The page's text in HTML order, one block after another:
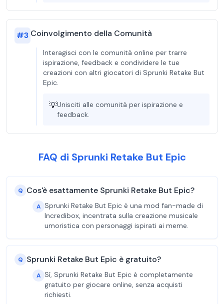
#3 Coinvolgimento della Comunità
Interagisci con le comunità online per trarre
ispirazione, feedback e condividere le tue
creazioni con altri giocatori di Sprunki Retake But
Epic.
💡Unisciti alle comunità per ispirazione e
feedback.
FAQ di Sprunki Retake But Epic
Q Cos'è esattamente Sprunki Retake But Epic?
A Sprunki Retake But Epic è una mod fan-made di
Incredibox, incentrata sulla creazione musicale
umoristica con personaggi ispirati ai meme.
Q Sprunki Retake But Epic è gratuito?
A Sì, Sprunki Retake But Epic è completamente
gratuito per giocare online, senza acquisti
richiesti.